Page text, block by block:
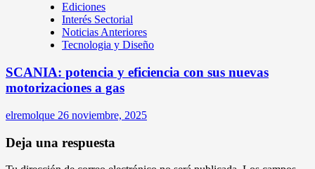
Ediciones
Interés Sectorial
Noticias Anteriores
Tecnologia y Diseño
SCANIA: potencia y eficiencia con sus nuevas
motorizaciones a gas
elremolque 26 noviembre, 2025
Deja una respuesta